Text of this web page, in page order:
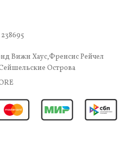
Вижн Хаус,Френсис Рейчел
Острова